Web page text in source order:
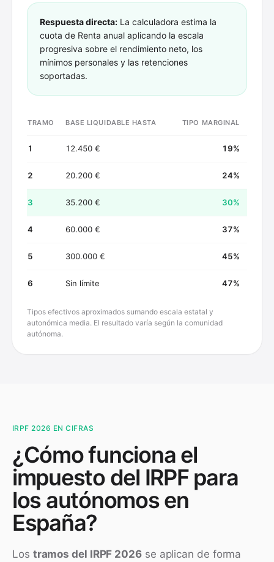
Respuesta directa: La calculadora estima la
cuota de Renta anual aplicando la escala
progresiva sobre el rendimiento neto, los
mínimos personales y las retenciones
soportadas.
TRAMO BASE LIQUIDABLE HASTA TIPO MARGINAL
1 12.450 € 19%
2 20.200 € 24%
3 35.200 € 30%
4 60.000 € 37%
5 300.000 € 45%
6 Sin límite 47%
Tipos efectivos aproximados sumando escala estatal y
autonómica media. El resultado varía según la comunidad
autónoma.
IRPF 2026 EN CIFRAS
¿Cómo funciona el
impuesto del IRPF para
los autónomos en
España?
Los tramos del IRPF 2026se aplican de forma